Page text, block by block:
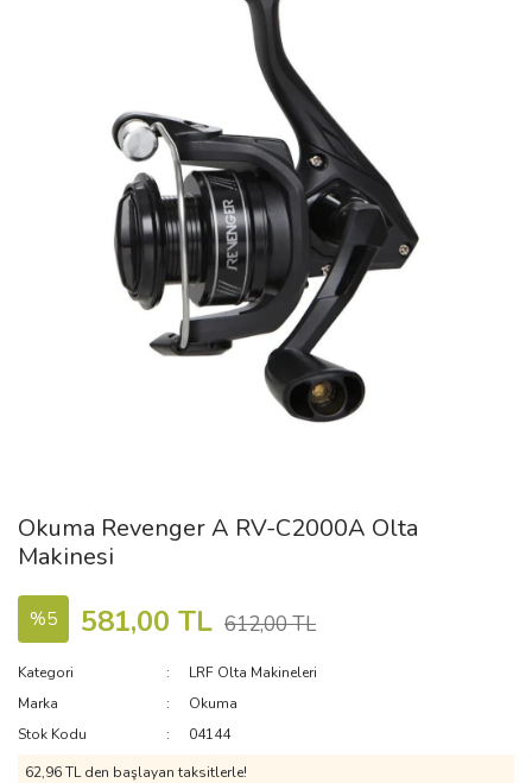
Okuma Revenger A RV-C2000A Olta
Makinesi
%5 581,00 TL 612,00 TL
Kategori
LRF Olta Makineleri
Marka
Okuma
Stok Kodu
04144
62,96 TL den başlayan taksitlerle!